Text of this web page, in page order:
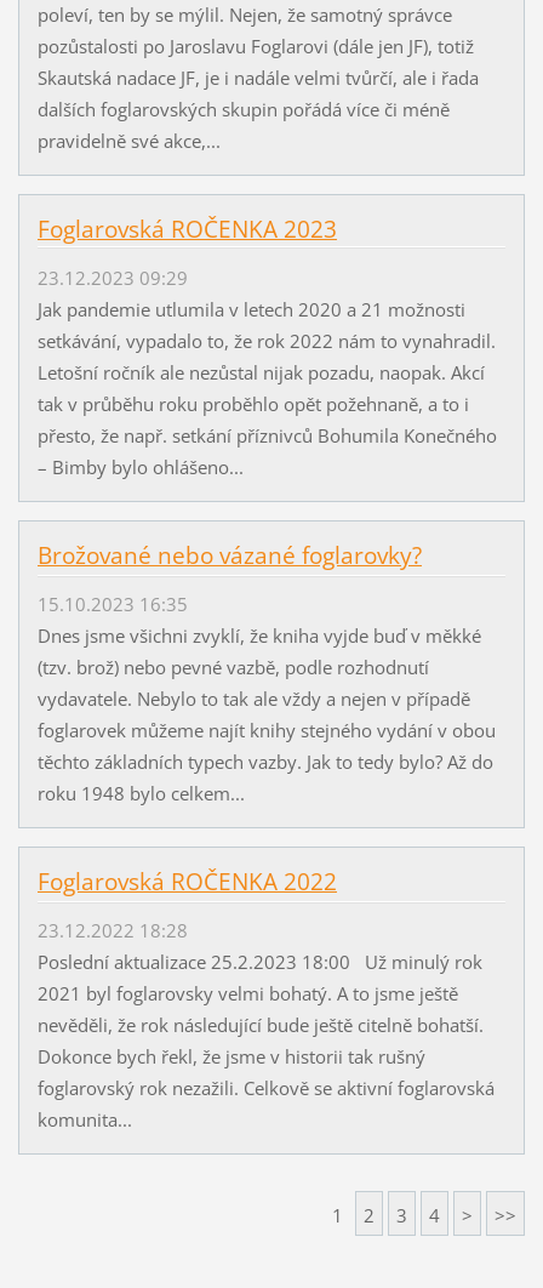
poleví, ten by se mýlil. Nejen, že samotný správce
pozůstalosti po Jaroslavu Foglarovi (dále jen JF), totiž
Skautská nadace JF, je i nadále velmi tvůrčí, ale i řada
dalších foglarovských skupin pořádá více či méně
pravidelně své akce,...
Foglarovská ROČENKA 2023
23.12.2023 09:29
Jak pandemie utlumila v letech 2020 a 21 možnosti
setkávání, vypadalo to, že rok 2022 nám to vynahradil.
Letošní ročník ale nezůstal nijak pozadu, naopak. Akcí
tak v průběhu roku proběhlo opět požehnaně, a to i
přesto, že např. setkání příznivců Bohumila Konečného
– Bimby bylo ohlášeno...
Brožované nebo vázané foglarovky?
15.10.2023 16:35
Dnes jsme všichni zvyklí, že kniha vyjde buď v měkké
(tzv. brož) nebo pevné vazbě, podle rozhodnutí
vydavatele. Nebylo to tak ale vždy a nejen v případě
foglarovek můžeme najít knihy stejného vydání v obou
těchto základních typech vazby. Jak to tedy bylo? Až do
roku 1948 bylo celkem...
Foglarovská ROČENKA 2022
23.12.2022 18:28
Poslední aktualizace 25.2.2023 18:00 Už minulý rok
2021 byl foglarovsky velmi bohatý. A to jsme ještě
nevěděli, že rok následující bude ještě citelně bohatší.
Dokonce bych řekl, že jsme v historii tak rušný
foglarovský rok nezažili. Celkově se aktivní foglarovská
komunita...
1 2 3 4 > >>